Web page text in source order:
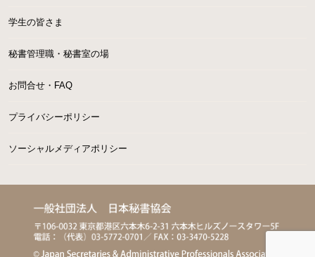
学生の皆さま
秘書管理職・秘書室の場
お問合せ・FAQ
プライバシーポリシー
ソーシャルメディアポリシー